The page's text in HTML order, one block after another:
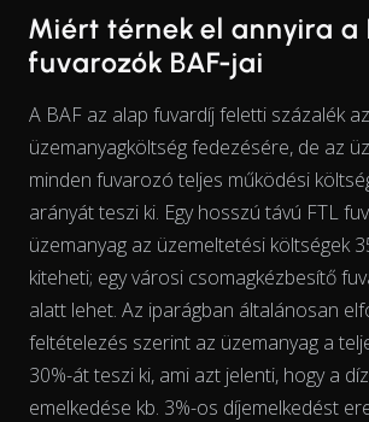
Miért térnek el annyira a
fuvarozók BAF-jai
A BAF az alap fuvardíj feletti százalék az
üzemanyagköltség fedezésére, de az
minden fuvarozó teljes működési
arányátteszi ki. Egy hosszú távú FTL
üzemanyag az üzemeltetési költségek
kiteheti; egy városi csomagkézbesítő
alatt lehet. Az iparágban általánosan
feltételezés szerint az üzemanyag a
30%-át teszi ki, ami azt jelenti, hogy a
emelkedése kb. 3%-os díjemelkedést